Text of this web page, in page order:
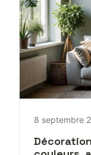
8 septembre